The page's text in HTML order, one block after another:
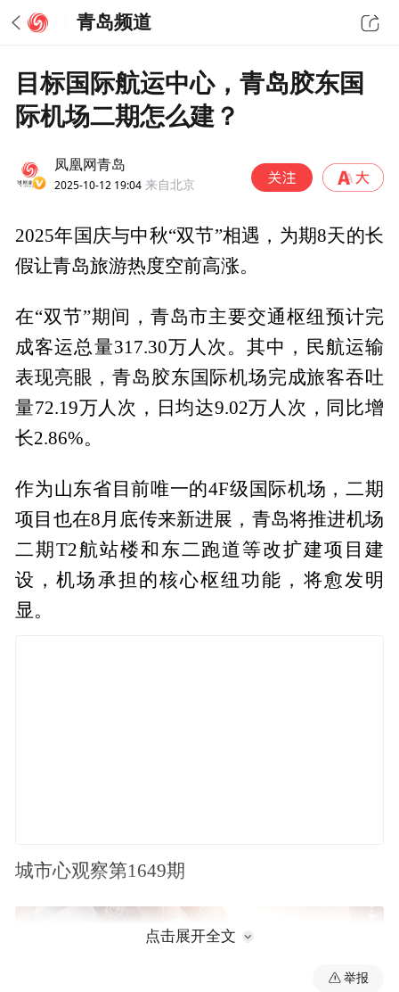
青岛频道
目标国际航运中心，青岛胶东国
际机场二期怎么建？
凤凰网青岛
2025-10-12 19:04 来自北京
2025年国庆与中秋“双节”相遇，为期8天的长
假让青岛旅游热度空前高涨。
在“双节”期间，青岛市主要交通枢纽预计完
成客运总量317.30万人次。其中，民航运输
表现亮眼，青岛胶东国际机场完成旅客吞吐
量72.19万人次，日均达9.02万人次，同比增
长2.86%。
作为山东省目前唯一的4F级国际机场，二期
项目也在8月底传来新进展，青岛将推进机场
二期T2航站楼和东二跑道等改扩建项目建
设，机场承担的核心枢纽功能，将愈发明
显。
城市心观察第1649期
点击展开全文
举报